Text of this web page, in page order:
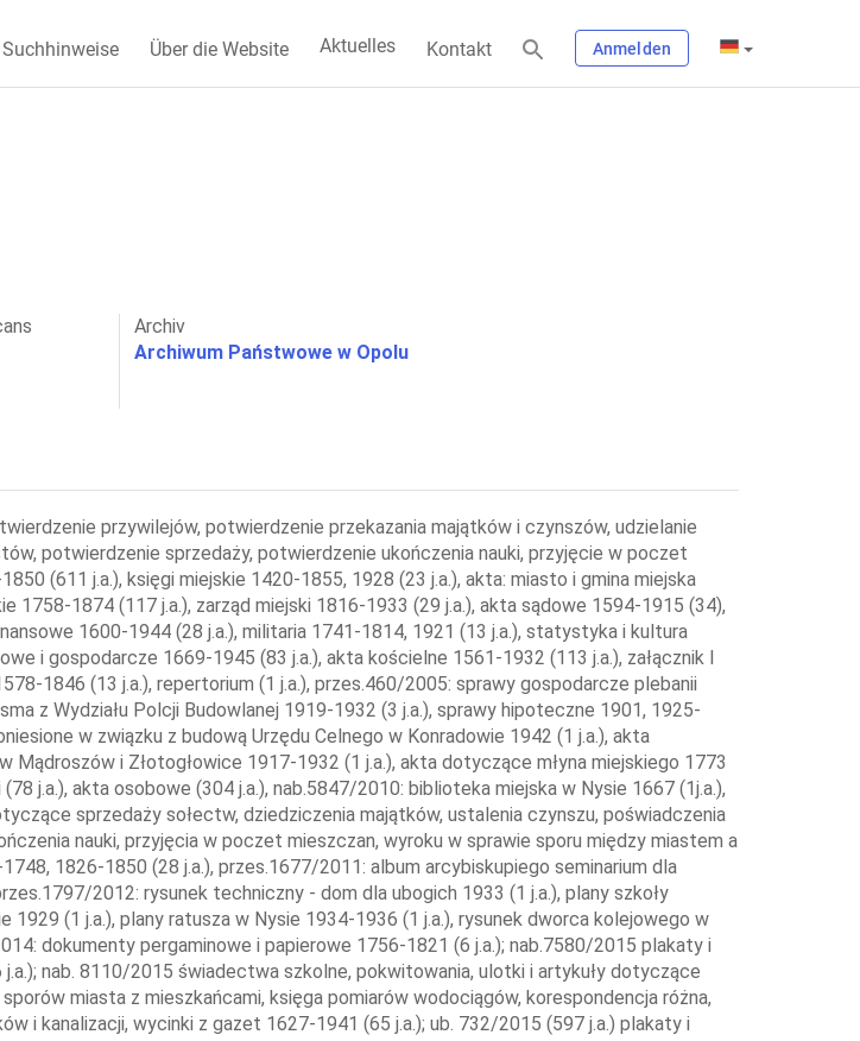
Suchhinweise Über die Website Aktuelles Kontakt Anmelden
Archiv
Archiwum Państwowe w Opolu
przywilejów, potwierdzenie przekazania majątków i czynszów, udzielanie
potwierdzenie sprzedaży, potwierdzenie ukończenia nauki, przyjęcie w poczet
(611 j.a.), księgi miejskie 1420-1855, 1928 (23 j.a.), akta: miasto i gmina miejska
1758-1874 (117 j.a.), zarząd miejski 1816-1933 (29 j.a.), akta sądowe 1594-1915 (34),
1600-1944 (28 j.a.), militaria 1741-1814, 1921 (13 j.a.), statystyka i kultura
i gospodarcze 1669-1945 (83 j.a.), akta kościelne 1561-1932 (113 j.a.), załącznik I
1846 (13 j.a.), repertorium (1 j.a.), przes.460/2005: sprawy gospodarcze plebanii
z Wydziału Polcji Budowlanej 1919-1932 (3 j.a.), sprawy hipoteczne 1901, 1925-
w związku z budową Urzędu Celnego w Konradowie 1942 (1 j.a.), akta
Mądroszów i Złotogłowice 1917-1932 (1 j.a.), akta dotyczące młyna miejskiego 1773
j.a.), akta osobowe (304 j.a.), nab.5847/2010: biblioteka miejska w Nysie 1667 (1j.a.),
sprzedaży sołectw, dziedziczenia majątków, ustalenia czynszu, poświadczenia
nauki, przyjęcia w poczet mieszczan, wyroku w sprawie sporu między miastem a
1826-1850 (28 j.a.), przes.1677/2011: album arcybiskupiego seminarium dla
2012: rysunek techniczny - dom dla ubogich 1933 (1 j.a.), plany szkoły
1929 (1 j.a.), plany ratusza w Nysie 1934-1936 (1 j.a.), rysunek dworca kolejowego w
dokumenty pergaminowe i papierowe 1756-1821 (6 j.a.); nab.7580/2015 plakaty i
nab. 8110/2015 świadectwa szkolne, pokwitowania, ulotki i artykuły dotyczące
miasta z mieszkańcami, księga pomiarów wodociągów, korespondencja różna,
i kanalizacji, wycinki z gazet 1627-1941 (65 j.a.); ub. 732/2015 (597 j.a.) plakaty i